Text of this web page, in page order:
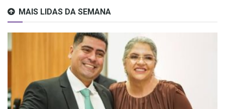
MAIS LIDAS DA SEMANA